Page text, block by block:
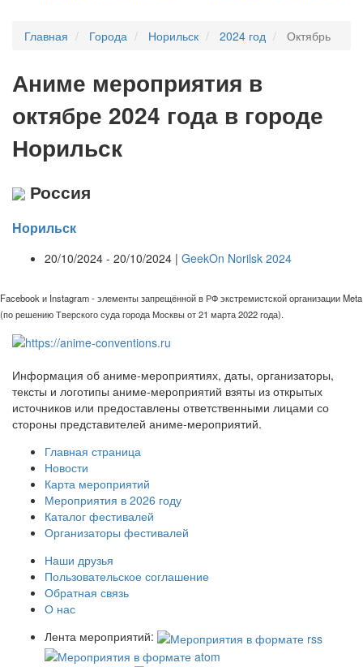
Главная Города Норильск 2024 год Октябрь
Аниме мероприятия в
октябре 2024 года в городе
Норильск
Россия
Норильск
20/10/2024 - 20/10/2024 | GeekOn Norilsk 2024
Facebook и Instagram - элементы запрещённой в РФ экстремистской организации Meta
(по решению Тверского суда города Москвы от 21 марта 2022 года).
Информация об аниме-мероприятиях, даты, организаторы,
тексты и логотипы аниме-мероприятий взяты из открытых
источников или предоставлены ответственными лицами со
стороны представителей аниме-мероприятий.
Главная страница
Новости
Карта мероприятий
Мероприятия в 2026 году
Каталог фестивалей
Организаторы фестивалей
Наши друзья
Пользовательское соглашение
Обратная связь
О нас
Лента мероприятий: